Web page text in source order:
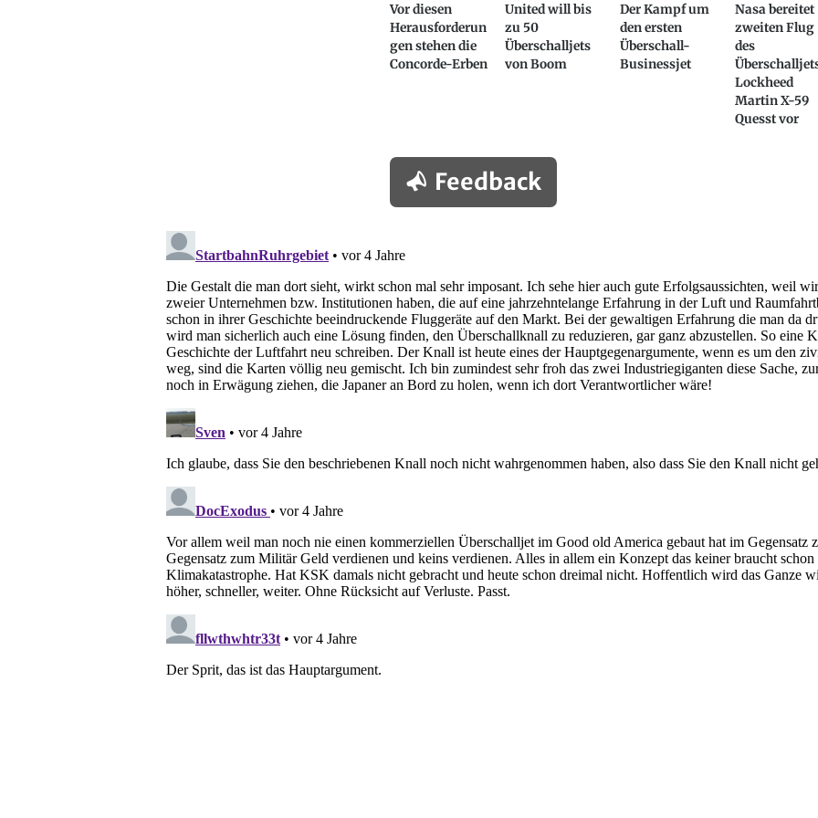
Vor diesen
Herausforderun
gen stehen die
Concorde-Erben
United will bis
zu 50
Überschalljets
von Boom
Der Kampf um
den ersten
Überschall-
Businessjet
Nasa bereitet
zweiten Flug
des
Lockheed
Martin X-59
Quesst vor
Feedback